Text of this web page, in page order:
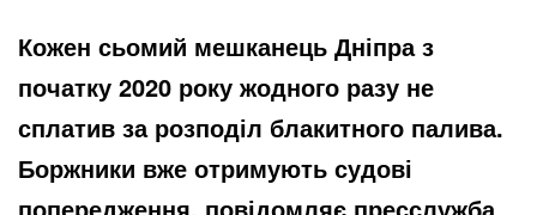
Кожен сьомий мешканець Дніпра з
початку 2020 року жодного разу не
сплатив за розподіл блакитного палива.
Боржники вже отримують судові
попередження, повідомляє пресслужба